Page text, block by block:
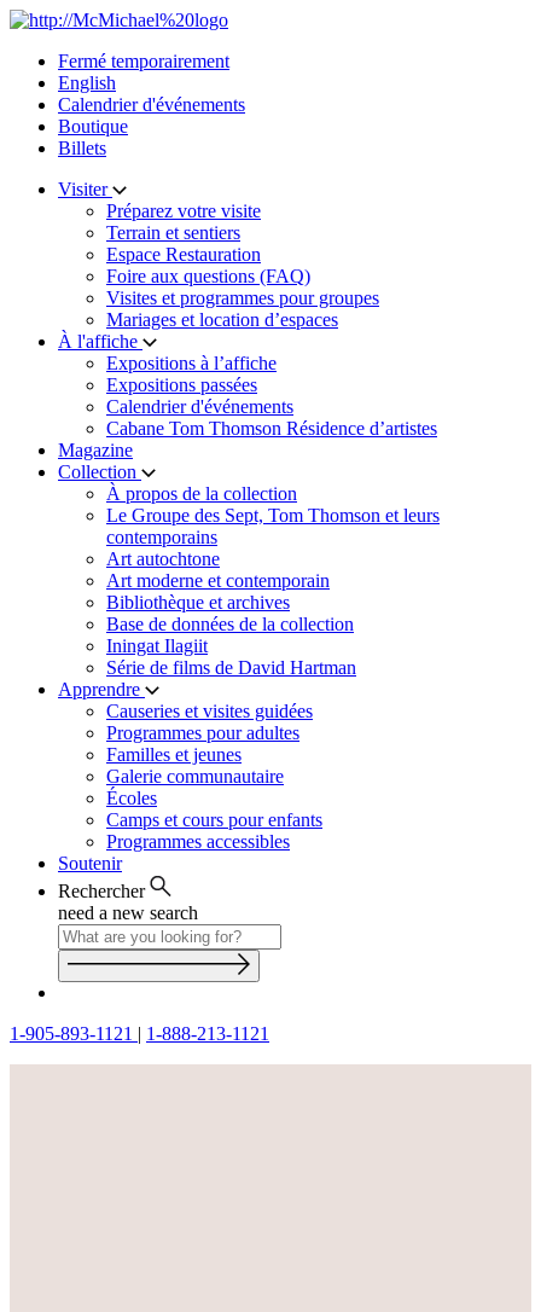
Skip
contentFermé temporairement
English
Calendrier d'événements
Boutique
Billets
Visiter
Préparez votre visite
Terrain et sentiers
Espace Restauration
Foire aux questions (FAQ)
Visites et programmes pour groupes
Mariages et location d’espaces
À l'affiche
Expositions à l’affiche
Expositions passées
Calendrier d'événements
Cabane Tom Thomson Résidence d’artistes
Magazine
Collection
À propos de la collection
Le Groupe des Sept, Tom Thomson et leurs
contemporains
Art autochtone
Art moderne et contemporain
Bibliothèque et archives
Base de données de la collection
Iningat Ilagiit
Série de films de David Hartman
Apprendre
Causeries et visites guidées
Programmes pour adultes
Familles et jeunes
Galerie communautaire
Écoles
Camps et cours pour enfants
Programmes accessibles
Soutenir
Rechercher
need a new search
1-905-893-1121 | 1-888-213-1121